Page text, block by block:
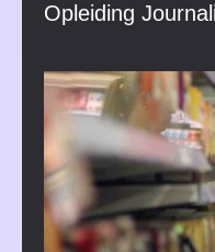
Opleiding